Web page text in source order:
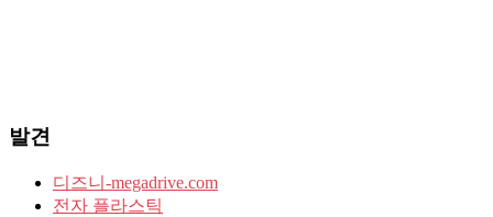
발견
디즈니-megadrive.com
전자 플라스틱